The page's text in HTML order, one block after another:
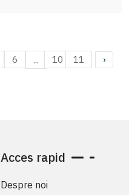
6 ... 10 11 ›
Acces rapid
Despre noi